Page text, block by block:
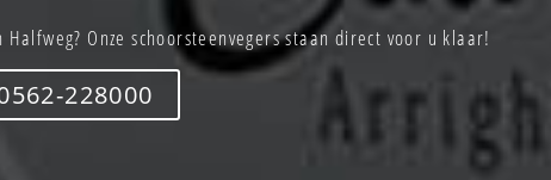
Onze schoorsteenvegers staan direct voor u klaar!
228000